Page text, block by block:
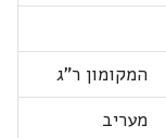
המקומון ר"ג
מעריב